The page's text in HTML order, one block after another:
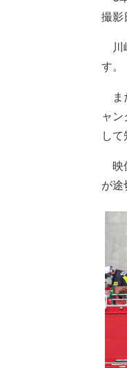
撮影
川
す。
ま
ャ
して
映
が途